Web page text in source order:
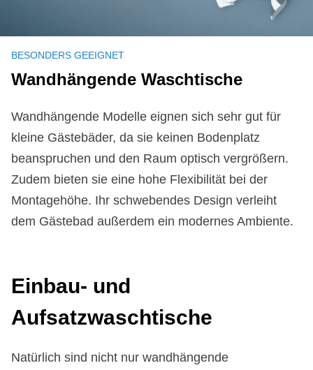
BESONDERS GEEIGNET
Wand­hän­gen­de Wasch­ti­sche
Wandhängende Modelle eignen sich sehr gut für
kleine Gästebäder, da sie keinen Bodenplatz
beanspruchen und den Raum optisch vergrößern.
Zudem bieten sie eine hohe Flexibilität bei der
Montagehöhe. Ihr schwebendes Design verleiht
dem Gästebad außerdem ein modernes Ambiente.
Ein­bau- und
Auf­satz­wasch­ti­sche
Natürlich sind nicht nur wandhängende